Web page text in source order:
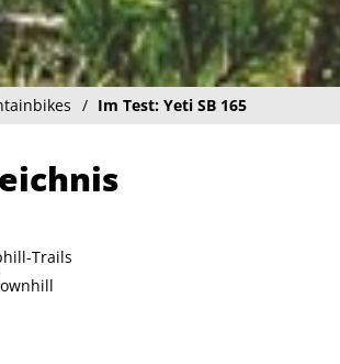
Im Test: Yeti SB 165
Trails